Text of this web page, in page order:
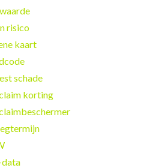
risico
kaart
schade
korting
data